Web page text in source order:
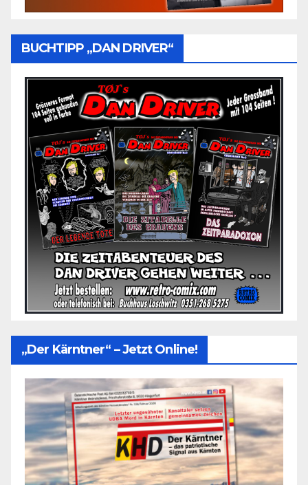
BUCHTIPP „DAN DRIVER“
„Der Kärntner“ – Jetzt Online!